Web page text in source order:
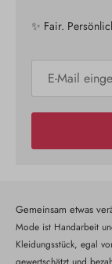
✨ Fair.
Gemeinsam etwas
Mode ist Handarbeit
Kleidungsstück, egal
gewertschätzt und